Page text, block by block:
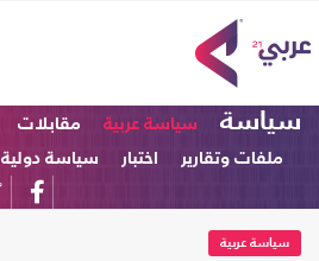
سياسة سياسة عربية مقابلات
ملفات وتقارير
اختبار سياسة دولية
سياسة عربية